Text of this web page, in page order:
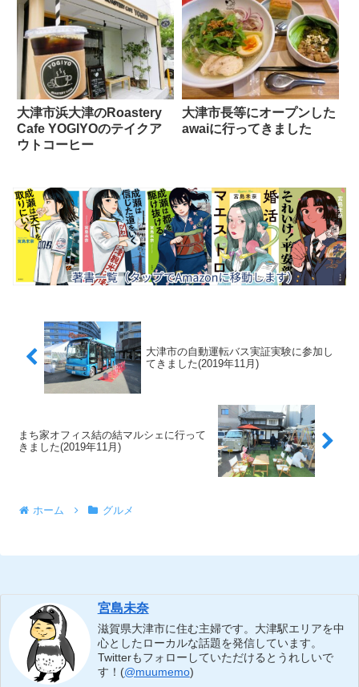
大津市浜大津のRoastery
Cafe YOGIYOのテイクア
ウトコーヒー
大津市長等にオープンした
awaiに行ってきました
大津市の自動運転バス実証実験に参加し
てきました(2019年11月)
まち家オフィス結の結マルシェに行って
きました(2019年11月)
ホーム グルメ
宮島未奈
滋賀県大津市に住む主婦です。大津駅エリアを中
心としたローカルな話題を発信しています。
Twitterもフォローしていただけるとうれしいで
す！(@muumemo)